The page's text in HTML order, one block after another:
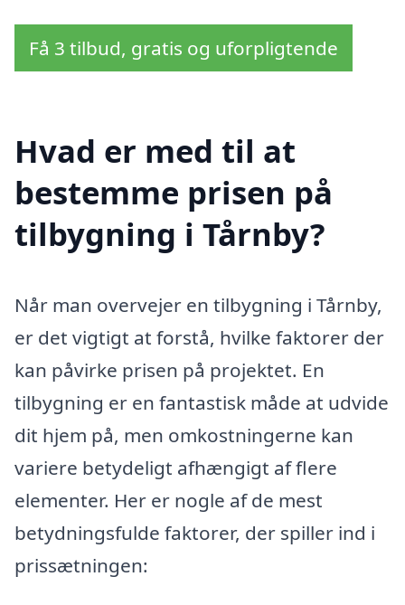
Få 3 tilbud, gratis og uforpligtende
Hvad er med til at
bestemme prisen på
tilbygning i Tårnby?
Når man overvejer en tilbygning i Tårnby,
er det vigtigt at forstå, hvilke faktorer der
kan påvirke prisen på projektet. En
tilbygning er en fantastisk måde at udvide
dit hjem på, men omkostningerne kan
variere betydeligt afhængigt af flere
elementer. Her er nogle af de mest
betydningsfulde faktorer, der spiller ind i
prissætningen: